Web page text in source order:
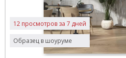
Образец в шоуруме
12 просмотров за 7 дней